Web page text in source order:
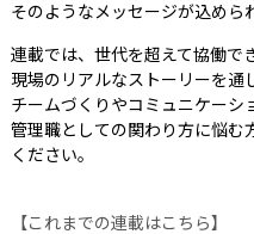
そのようなメッセージが込めら
連載では、世代を超えて協働で
現場のリアルなストーリーを通
チームづくりやコミュニケーシ
管理職としての関わり方に悩む
ください。
【これまでの連載はこちら】